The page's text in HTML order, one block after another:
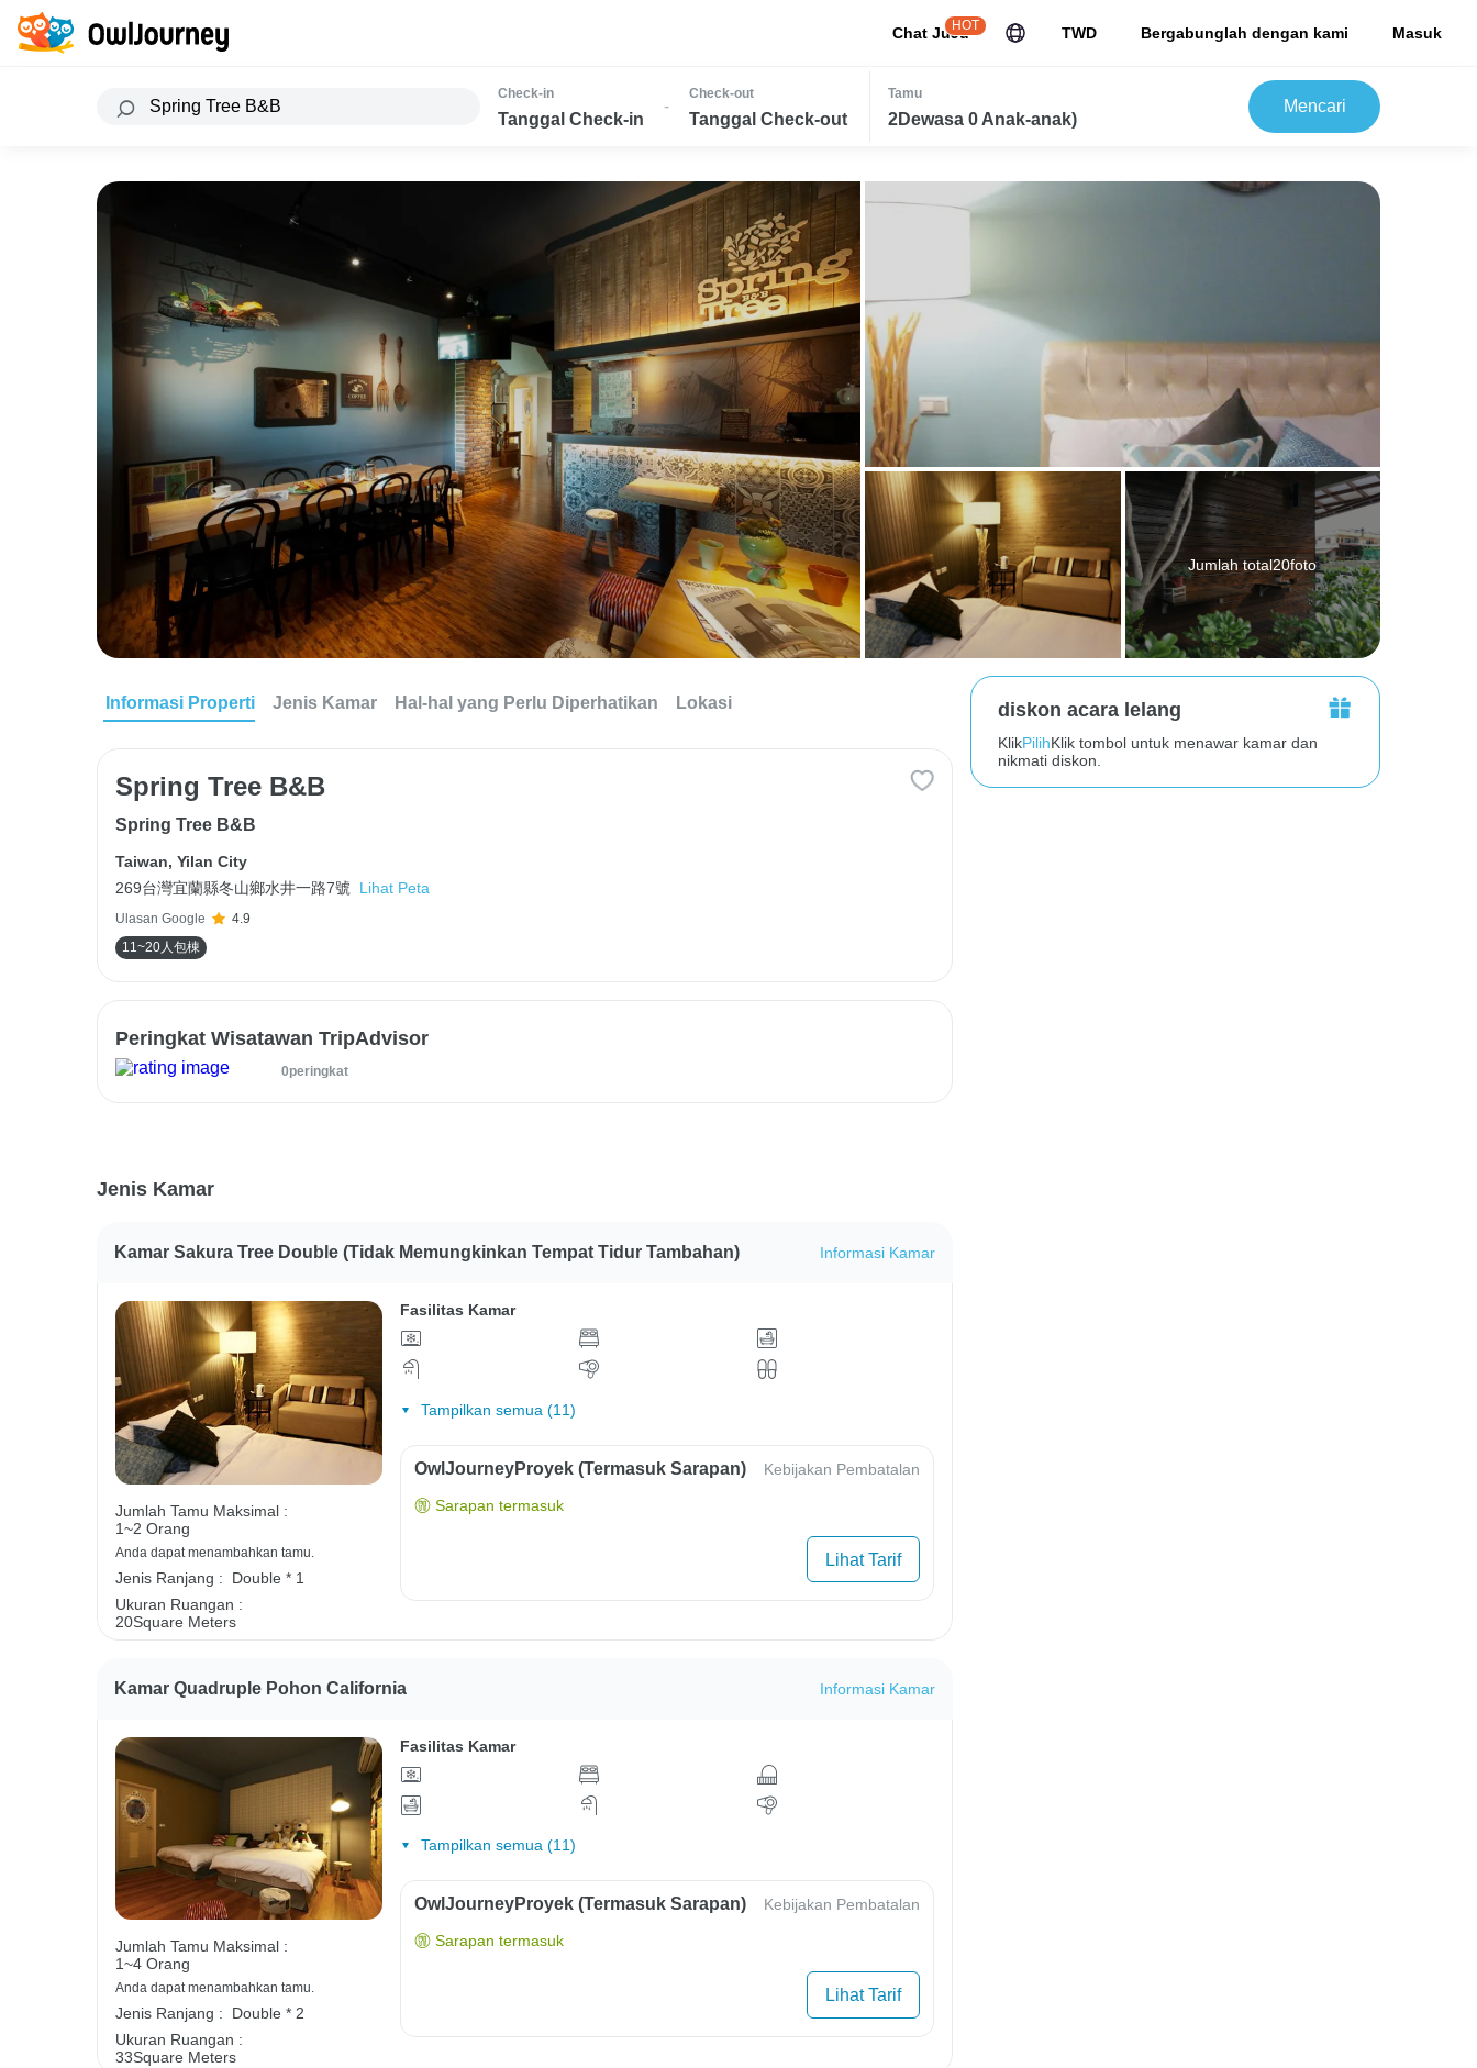
Chat JuJu
HOT TWD Bergabunglah dengan kami Masuk
Check-in
Tanggal Check-in
-
Check-out
Tanggal Check-out
Tamu
2Dewasa 0 Anak-anak)
Mencari
Jumlah total20foto
Informasi Properti Jenis Kamar Hal-hal yang Perlu Diperhatikan Lokasi
Spring Tree B&B
Spring Tree B&B
Taiwan, Yilan City
269台灣宜蘭縣冬山鄉水井一路7號
Lihat Peta
Ulasan Google
4.9
11~20人包棟
Peringkat Wisatawan TripAdvisor
0peringkat
Jenis Kamar
Kamar Sakura Tree Double (tidak Memungkinkan Tempat Tidur Tambahan) Informasi Kamar
Jumlah Tamu Maksimal :
1~2 Orang
Anda dapat menambahkan tamu.
Jenis Ranjang :
Double * 1
Ukuran Ruangan :
20Square Meters
Fasilitas Kamar
Tampilkan semua (11)
OwlJourneyProyek (Termasuk Sarapan) Kebijakan Pembatalan
Sarapan termasuk
Lihat Tarif
Kamar Quadruple Pohon California Informasi Kamar
Jumlah Tamu Maksimal :
1~4 Orang
Anda dapat menambahkan tamu.
Jenis Ranjang :
Double * 2
Ukuran Ruangan :
33Square Meters
Fasilitas Kamar
Tampilkan semua (11)
OwlJourneyProyek (Termasuk Sarapan) Kebijakan Pembatalan
Sarapan termasuk
Lihat Tarif
diskon acara lelang
KlikPilihKlik tombol untuk menawar kamar dan
nikmati diskon.